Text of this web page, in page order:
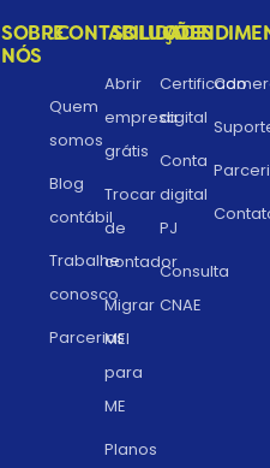
SOBRE
NÓS
Quem
somos
Blog
contábil
Trabalhe
conosco
Parcerias
CONTABILIDADE
Abrir
empresa
grátis
Trocar
de
contador
Migrar
MEI
para
ME
Planos
SOLUÇÕES
Certificado
digital
Conta
digital
PJ
Consulta
CNAE